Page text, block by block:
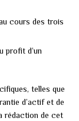
cours des trois
profit d’un
telles que
d’actif et de
rédaction de cet